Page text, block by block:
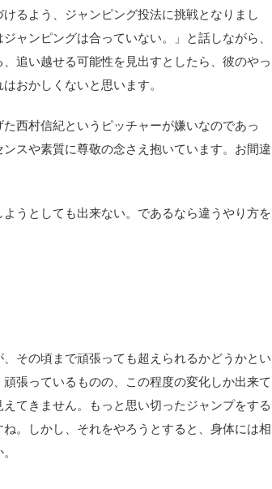
るよう、ジャンピング投法に挑戦となりまし
ャンピングは合っていない。」と話しながら、
追い越せる可能性を見出すとしたら、彼のやっ
おかしくないと思います。
西村信紀というピッチャーが嫌いなのであっ
スや素質に尊敬の念さえ抱いています。お間違
うとしても出来ない。であるなら違うやり方を
その頃まで頑張っても超えられるかどうかとい
張っているものの、この程度の変化しか出来て
てきません。もっと思い切ったジャンプをする
。しかし、それをやろうとすると、身体には相